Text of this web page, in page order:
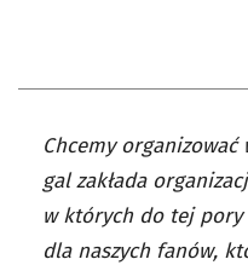
Chcemy
gal zakłada
w których do tej pory
dla naszych fanów,